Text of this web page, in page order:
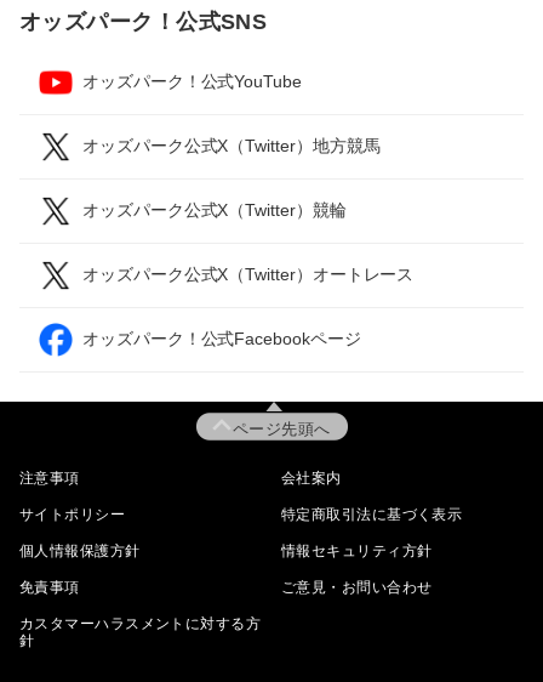
オッズパーク！公式SNS
オッズパーク！公式YouTube
オッズパーク公式X（Twitter）地方競馬
オッズパーク公式X（Twitter）競輪
オッズパーク公式X（Twitter）オートレース
オッズパーク！公式Facebookページ
ページ先頭へ
注意事項 会社案内
サイトポリシー 特定商取引法に基づく表示
個人情報保護方針 情報セキュリティ方針
免責事項 ご意見・お問い合わせ
カスタマーハラスメントに対する方
針